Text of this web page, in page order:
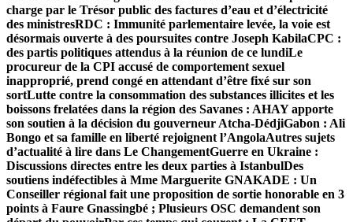
charge par le Trésor public des factures d’eau et d’électricité
des ministresRDC : Immunité parlementaire levée, la voie est
désormais ouverte à des poursuites contre Joseph KabilaCPC :
des partis politiques attendus à la réunion de ce lundiLe
procureur de la CPI accusé de comportement sexuel
inapproprié, prend congé en attendant d’être fixé sur son
sortLutte contre la consommation des substances illicites et les
boissons frelatées dans la région des Savanes : AHAY apporte
son soutien à la décision du gouverneur Atcha-DédjiGabon : Ali
Bongo et sa famille en liberté rejoignent l’AngolaAutres sujets
d’actualité à lire dans Le ChangementGuerre en Ukraine :
Discussions directes entre les deux parties à IstanbulDes
soutiens indéfectibles à Mme Marguerite GNAKADE : Un
Conseiller régional fait une proposition de sortie honorable en 3
points à Faure Gnassingbé ; Plusieurs OSC demandent son